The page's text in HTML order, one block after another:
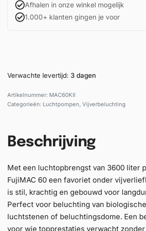
Afhalen in onze winkel mogelijk
1.000+ klanten gingen je voor
Verwachte levertijd: 3 dagen
MAC60KII
Categorieën: Luchtpompen, Vijverbeluchting
Beschrijving
Met een luchtopbrengst van 3600 liter
FujiMAC 60 een favoriet onder
is stil, krachtig en gebouwd voor
Perfect voor beluchting van
luchtstenen of beluchtingsdome. Een
voor wie topprestaties verwacht zonder